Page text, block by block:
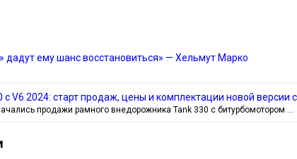
дадут ему шанс восстановиться» — Хельмут Марко
c V6 2024: старт продаж, цены и комплектации новой
продажи рамного внедорожника Tank 330 с битурбомотором …